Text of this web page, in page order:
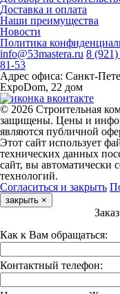
Доставка и оплата
Наши преимущества
Новости
Политика
info@53mastera.ru 8
81-53
Адрес офиса: Санкт-
ExpoDom, 22 дом
© 2026 Строительная
защищены. Цены и
являются публичной
Этот сайт использует
технических данных
сайт, вы автоматически
технологий.
Согласиться и закрыть
закрыть ×
Как к Вам обращаться:
Контактный телефон: